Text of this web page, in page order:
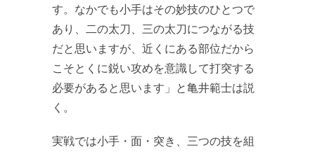
す。なかでも小手はその妙技のひとつで
あり、二の太刀、三の太刀につながる技
だと思いますが、近くにある部位だから
こそとくに鋭い攻めを意識して打突する
必要があると思います」と亀井範士は説
く。
実戦では小手・面・突き、三つの技を組